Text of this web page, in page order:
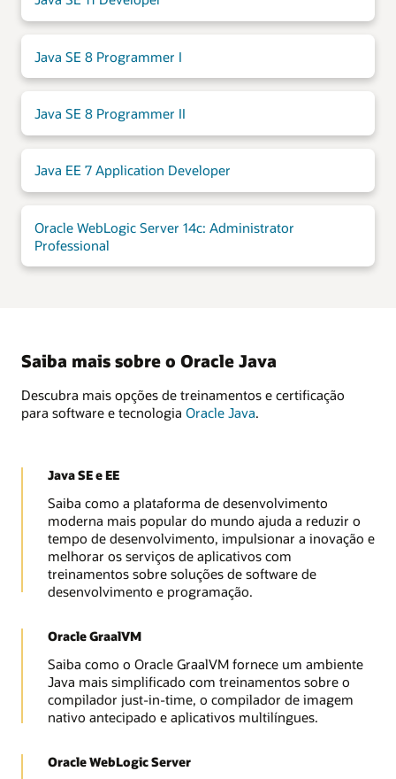
Java SE 8 Programmer I
Java SE 8 Programmer II
Java EE 7 Application Developer
Oracle WebLogic Server 14c: Administrator
Professional
Saiba mais sobre o Oracle Java
Descubra mais opções de treinamentos e certificação
para software e tecnologia Oracle Java.
Java SE e EE
Saiba como a plataforma de desenvolvimento
moderna mais popular do mundo ajuda a reduzir o
tempo de desenvolvimento, impulsionar a inovação e
melhorar os serviços de aplicativos com
treinamentos sobre soluções de software de
desenvolvimento e programação.
Oracle GraalVM
Saiba como o Oracle GraalVM fornece um ambiente
Java mais simplificado com treinamentos sobre o
compilador just-in-time, o compilador de imagem
nativo antecipado e aplicativos multilíngues.
Oracle WebLogic Server